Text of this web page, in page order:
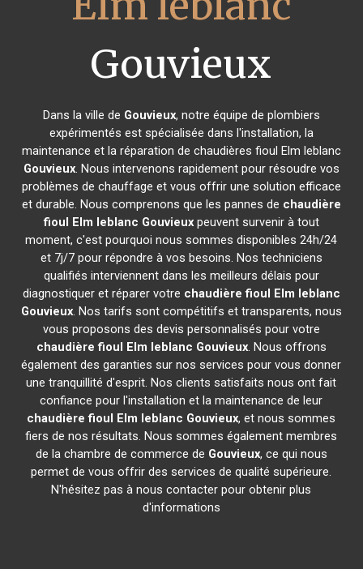
Gouvieux
Dans la ville de Gouvieux, notre équipe de plombiers
expérimentés est spécialisée dans l'installation, la
maintenance et la réparation de chaudières fioul Elm leblanc
Gouvieux. Nous intervenons rapidement pour résoudre vos
problèmes de chauffage et vous offrir une solution efficace
et durable. Nous comprenons que les pannes de chaudière
fioul Elm leblanc Gouvieuxpeuvent survenir à tout
moment, c'est pourquoi nous sommes disponibles 24h/24
et 7j/7 pour répondre à vos besoins. Nos techniciens
qualifiés interviennent dans les meilleurs délais pour
diagnostiquer et réparer votre chaudière fioul Elm leblanc
Gouvieux. Nos tarifs sont compétitifs et transparents, nous
vous proposons des devis personnalisés pour votre
chaudière fioul Elm leblanc Gouvieux. Nous offrons
également des garanties sur nos services pour vous donner
une tranquillité d'esprit. Nos clients satisfaits nous ont fait
confiance pour l'installation et la maintenance de leur
chaudière fioul Elm leblanc Gouvieux, et nous sommes
fiers de nos résultats. Nous sommes également membres
de la chambre de commerce de Gouvieux, ce qui nous
permet de vous offrir des services de qualité supérieure.
N'hésitez pas à nous contacter pour obtenir plus
d'informations